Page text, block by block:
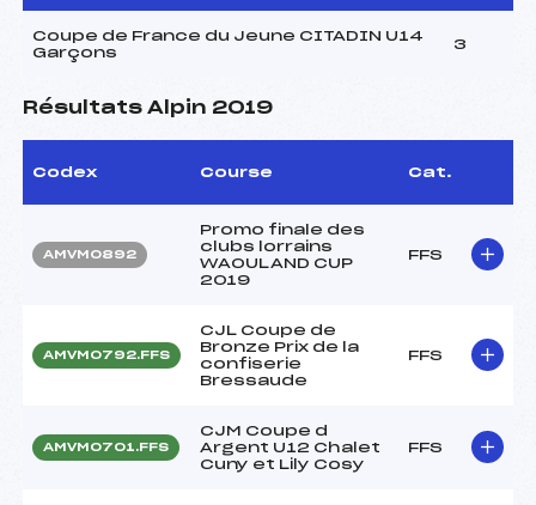
Coupe de France du Jeune CITADIN U14
Garçons
3
Résultats Alpin 2019
Codex Course Cat.
AMVM0892
Promo finale des
clubs lorrains
WAOULAND CUP
2019
FFS
AMVM0792.FFS
CJL Coupe de
Bronze Prix de la
confiserie
Bressaude
FFS
AMVM0701.FFS
CJM Coupe d
Argent U12 Chalet
Cuny et Lily Cosy
FFS